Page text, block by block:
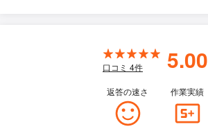
口コミ 4件 5.00
返答の速さ 作業実績